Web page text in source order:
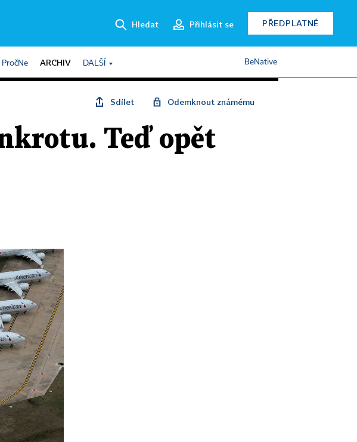
Hledat Přihlásit se PŘEDPLATNÉ
PročNe ARCHIV DALŠÍ BeNative
Sdílet Odemknout známému
Teď opět